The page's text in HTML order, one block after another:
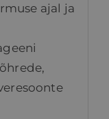
ajal ja